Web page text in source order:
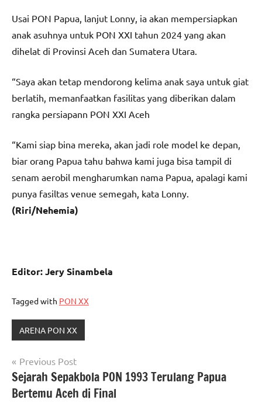
Usai PON Papua, lanjut Lonny, ia akan mempersiapkan
anak asuhnya untuk PON XXI tahun 2024 yang akan
dihelat di Provinsi Aceh dan Sumatera Utara.
“Saya akan tetap mendorong kelima anak saya untuk giat
berlatih, memanfaatkan fasilitas yang diberikan dalam
rangka persiapann PON XXI Aceh
“Kami siap bina mereka, akan jadi role model ke depan,
biar orang Papua tahu bahwa kami juga bisa tampil di
senam aerobil mengharumkan nama Papua, apalagi kami
punya fasiltas venue semegah, kata Lonny.
(Riri/Nehemia)
Editor: Jery Sinambela
Tagged with PON XX
ARENA PON XX
Navigasi
pos
Previous Post
Sejarah Sepakbola PON 1993 Terulang Papua
Bertemu Aceh di Final